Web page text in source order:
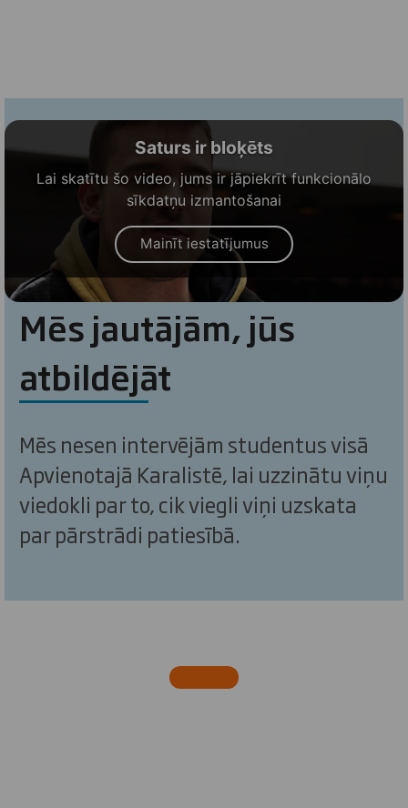
Saturs ir bloķēts
Lai skatītu šo video, jums ir jāpiekrīt funkcionālo
sīkdatņu izmantošanai
Mainīt iestatījumus
Mēs jautājām, jūs
atbildējāt
Mēs nesen intervējām studentus visā
Apvienotajā Karalistē, lai uzzinātu viņu
viedokli par to, cik viegli viņi uzskata
par pārstrādi patiesībā.